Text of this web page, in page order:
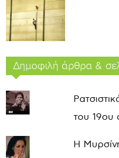
Δημοφιλή άρθρα &
του 19ου
Η